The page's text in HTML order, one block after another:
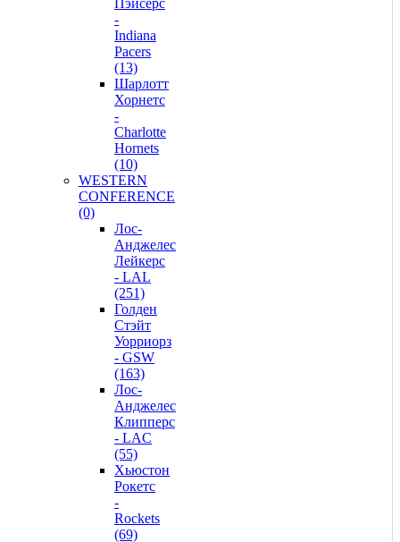
-
Indiana
Pacers
(13)
Шарлотт
Хорнетс
-
Charlotte
Hornets
(10)
WESTERN
CONFERENCE
(0)
Лос-
Анджелес
Лейкерс
- LAL
(251)
Голден
Стэйт
Уорриорз
- GSW
(163)
Лос-
Анджелес
Клипперс
- LAC
(55)
Хьюстон
Рокетс
-
Rockets
(69)